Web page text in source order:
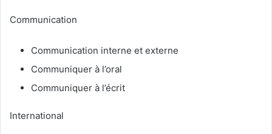
Communication
Communication interne et externe
Communiquer à l’oral
Communiquer à l’écrit
International